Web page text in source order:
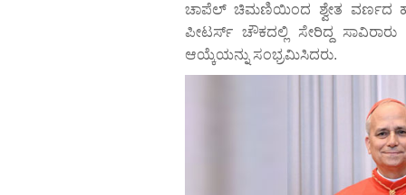
ಚಾಪೆಲ್ ಚಿಮಣಿಯಿಂದ ಶ್ವೇತ ವರ್ಣದ
ಪೀಟರ್ಸ್ ಚೌಕದಲ್ಲಿ ಸೇರಿದ್ದ ಸಾವಿರಾರು
ಆಯ್ಕೆಯನ್ನು ಸಂಭ್ರಮಿಸಿದರು.